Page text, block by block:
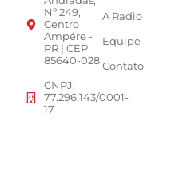
Nº 249,
Centro
Ampére -
PR | CEP
85640-028
CNPJ:
77.296.143/0001-
17
A Radio
Equipe
Contato